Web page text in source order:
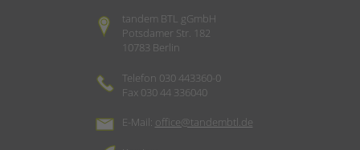
tandem BTL gGmbH
Potsdamer Str. 182
10783 Berlin
Telefon 030 443360-0
Fax 030 44 336040
E-Mail: office@tandembtl.de